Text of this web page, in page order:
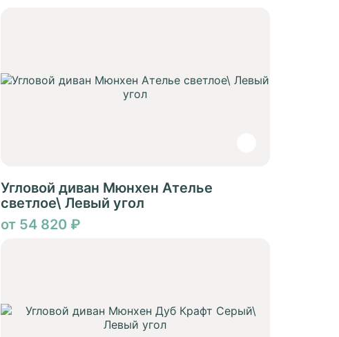
Угловой диван Мюнхен Ателье
светлое\ Левый угол
от 54 820 ₽